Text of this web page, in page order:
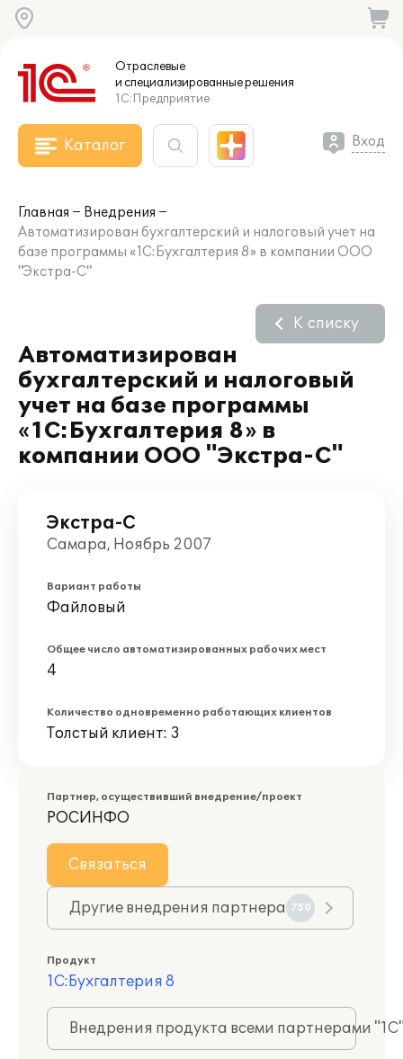
Отраслевые
и специализированныерешения
1С:Предприятие
Каталог Вход
Главная
Внедрения
Автоматизирован бухгалтерский и налоговый учет на
базе программы «1С:Бухгалтерия 8» в компании ООО
"Экстра-С"
Автоматизирован
бухгалтерский и налоговый
учет на базе программы
«1С:Бухгалтерия 8» в
компании ООО "Экстра-С"
К списку
Экстра-С
Самара, Ноябрь 2007
Вариант работы
Файловый
Общее число автоматизированных рабочих мест
4
Количество одновременно работающих клиентов
Толстый клиент: 3
Партнер, осуществивший внедрение/проект
РОСИНФО
Связаться
Другие внедрения партнера 750
Продукт
1С:Бухгалтерия 8
Внедрения продукта всеми партнерами